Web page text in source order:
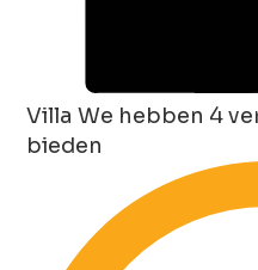
Villa We hebben 4
bieden